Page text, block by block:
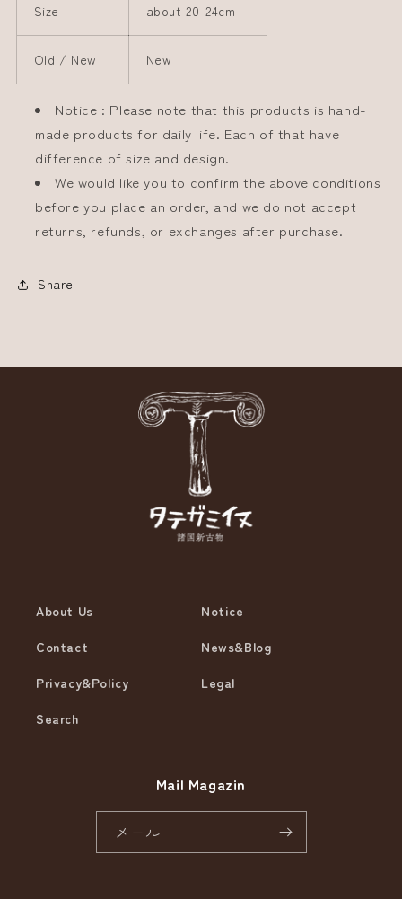
Size about 20-24cm
Old / New New
Notice : Please note that this products is hand-
made products for daily life. Each of that have
difference of size and design.
We would like you to confirm the above conditions
before you place an order, and we do not accept
returns, refunds, or exchanges after purchase.
Share
About Us
Notice
Contact
News&Blog
Privacy&Policy
Legal
Search
Mail Magazin
メール